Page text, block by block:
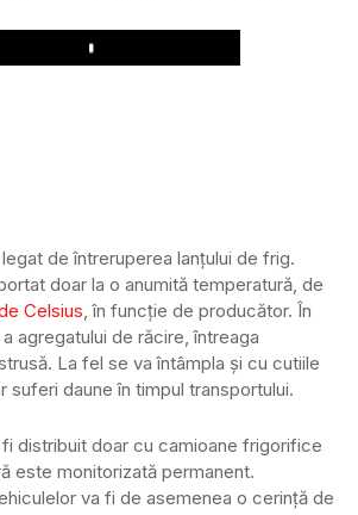
Play
de întreruperea lanțului de frig.
doar la o anumită temperatură, de
Celsius, în funcție de producător. În
agregatului de răcire, întreaga
La fel se va întâmpla și cu cutiile
suferi daune în timpul transportului.
distribuit doar cu camioane frigorifice
este monitorizată permanent.
va fi de asemenea o cerință de